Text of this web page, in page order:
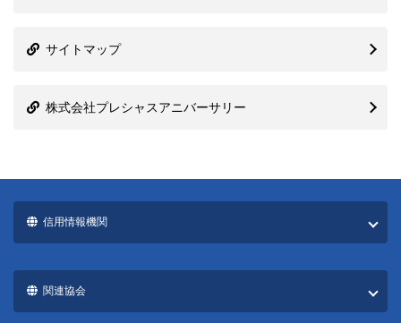
サイトマップ
株式会社プレシャスアニバーサリー
信用情報機関
関連協会